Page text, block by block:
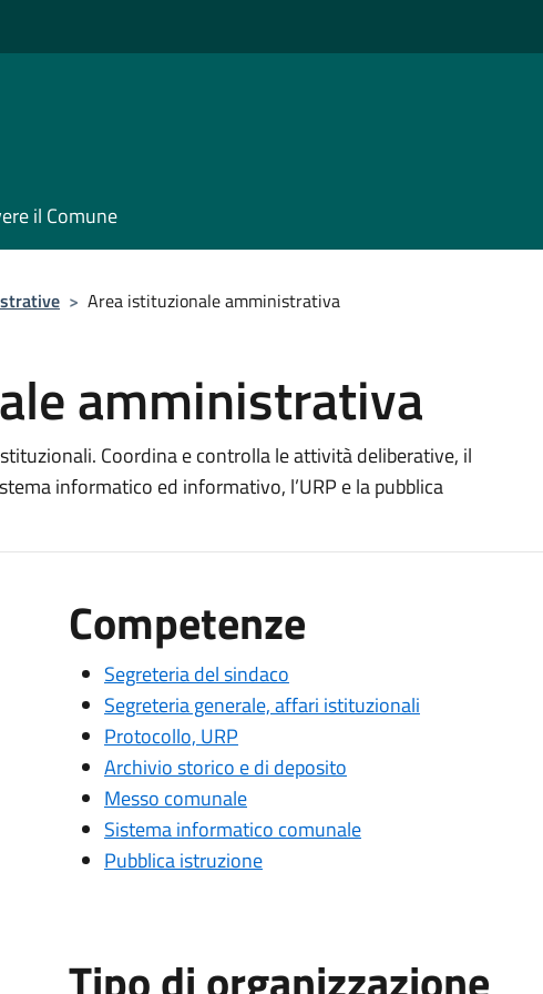
il Comune
> Area istituzionale amministrativa
amministrativa
Coordina e controlla le attività deliberative, il
informatico ed informativo, l’URP e la pubblica
Competenze
Segreteria del sindaco
Segreteria generale, affari istituzionali
Protocollo, URP
Archivio storico e di deposito
Messo comunale
Sistema informatico comunale
Pubblica istruzione